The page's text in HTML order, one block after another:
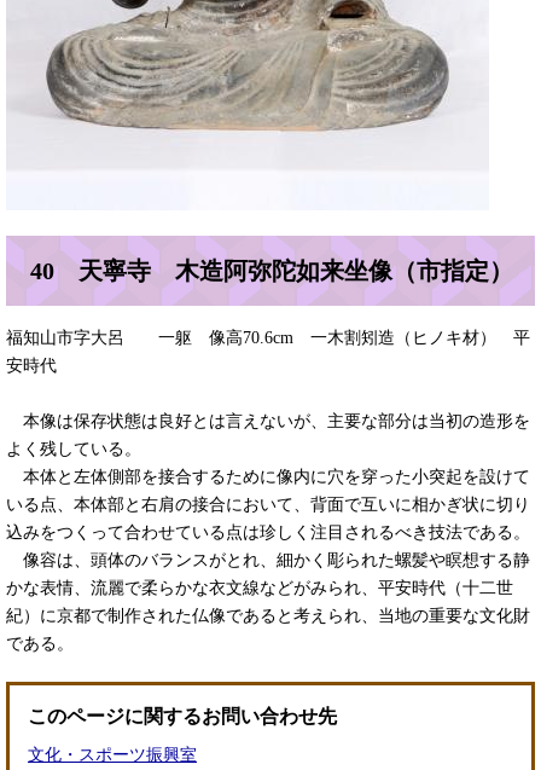
40 天寧寺 木造阿弥陀如来坐像（市指定）
福知山市字大呂 一躯 像高70.6cm 一木割矧造（ヒノキ材） 平
安時代
本像は保存状態は良好とは言えないが、主要な部分は当初の造形を
よく残している。
本体と左体側部を接合するために像内に穴を穿った小突起を設けて
いる点、本体部と右肩の接合において、背面で互いに相かぎ状に切り
込みをつくって合わせている点は珍しく注目されるべき技法である。
像容は、頭体のバランスがとれ、細かく彫られた螺髪や瞑想する静
かな表情、流麗で柔らかな衣文線などがみられ、平安時代（十二世
紀）に京都で制作された仏像であると考えられ、当地の重要な文化財
である。
このページに関するお問い合わせ先
文化・スポーツ振興室